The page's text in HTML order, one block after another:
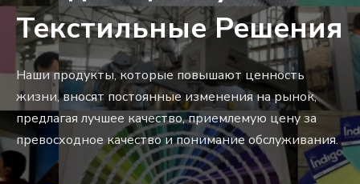
Текстильные Решения
Наши продукты, которые повышают ценность
жизни, вносят постоянные изменения на рынок,
предлагая лучшее качество, приемлемую цену за
превосходное качество и понимание обслуживания.